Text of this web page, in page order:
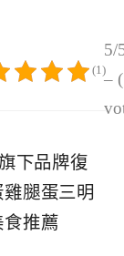
5/
–
(1)
下品牌復
腿蛋三明
推薦